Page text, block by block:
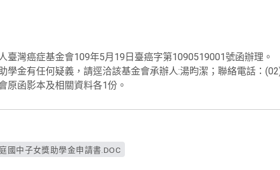
臺灣癌症基金會109年5月19日臺癌字第1090519001號函辦理。
學金有任何疑義，請逕洽該基金會承辦人:湯昀潔；聯絡電話：
原函影本及相關資料各1份。
國中子女獎助學金申請書.DOC